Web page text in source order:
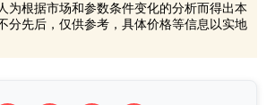
为根据市场和参数条件变化的分析而得出本
分先后，仅供参考，具体价格等信息以实地